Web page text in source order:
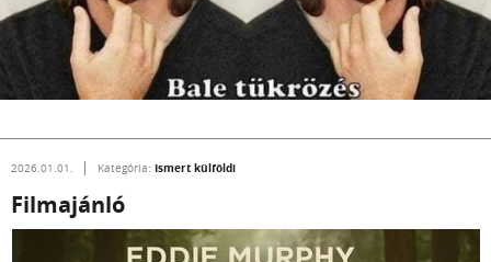
2026.01.01. Kategória: Ismert külföldi
Filmajánló